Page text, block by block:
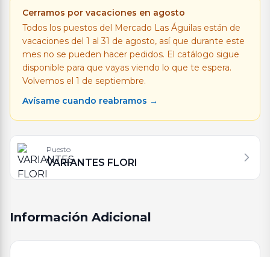
Cerramos por vacaciones en agosto
Todos los puestos del Mercado Las Águilas están de
vacaciones del 1 al 31 de agosto, así que durante este
mes no se pueden hacer pedidos. El catálogo sigue
disponible para que vayas viendo lo que te espera.
Volvemos el 1 de septiembre.
Avísame cuando reabramos →
Puesto
VARIANTES FLORI
Información Adicional